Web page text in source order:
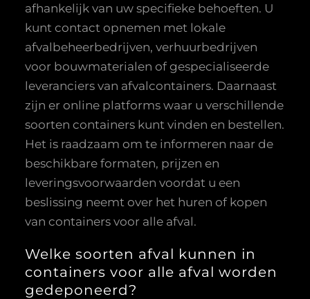
afhankelijk van uw specifieke behoeften. U
kunt contact opnemen met lokale
afvalbeheerbedrijven, verhuurbedrijven
voor bouwmaterialen of gespecialiseerde
leveranciers van afvalcontainers. Daarnaast
zijn er online platforms waar u verschillende
soorten containers kunt vinden en bestellen.
Het is raadzaam om te informeren naar de
beschikbare formaten, prijzen en
leveringsvoorwaarden voordat u een
beslissing neemt over het huren of kopen
van containers voor alle afval.
Welke soorten afval kunnen in
containers voor alle afval worden
gedeponeerd?